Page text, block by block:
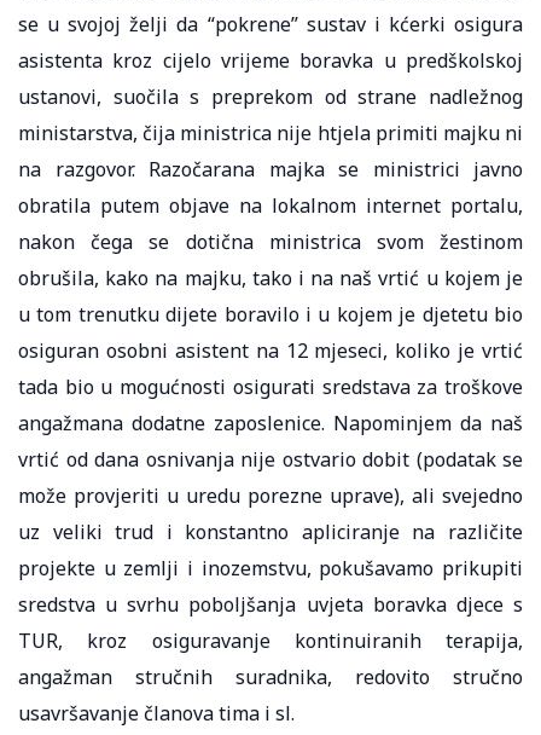
se u svojoj želji da “pokrene” sustav i kćerki osigura
asistenta kroz cijelo vrijeme boravka u predškolskoj
ustanovi, suočila s preprekom od strane nadležnog
ministarstva, čija ministrica nije htjela primiti majku ni
na razgovor. Razočarana majka se ministrici javno
obratila putem objave na lokalnom internet portalu,
nakon čega se dotična ministrica svom žestinom
obrušila, kako na majku, tako i na naš vrtić u kojem je
u tom trenutku dijete boravilo i u kojem je djetetu bio
osiguran osobni asistent na 12 mjeseci, koliko je vrtić
tada bio u mogućnosti osigurati sredstava za troškove
angažmana dodatne zaposlenice. Napominjem da naš
vrtić od dana osnivanja nije ostvario dobit (podatak se
može provjeriti u uredu porezne uprave), ali svejedno
uz veliki trud i konstantno apliciranje na različite
projekte u zemlji i inozemstvu, pokušavamo prikupiti
sredstva u svrhu poboljšanja uvjeta boravka djece s
TUR, kroz osiguravanje kontinuiranih terapija,
angažman stručnih suradnika, redovito stručno
usavršavanje članova tima i sl.